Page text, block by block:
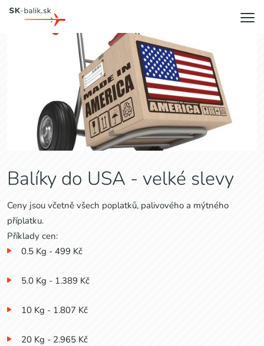
Balíky do USA - velké slevy
Ceny jsou včetně všech poplatků, palivového a mýtného
příplatku.
Příklady cen:
0.5 Kg - 499 Kč
5.0 Kg - 1.389 Kč
10 Kg - 1.807 Kč
20 Kg - 2.965 Kč